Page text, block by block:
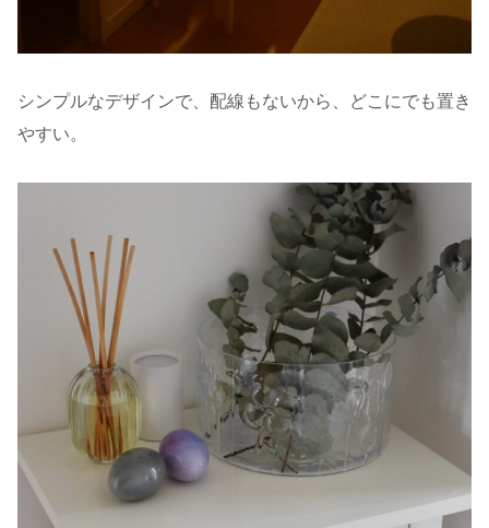
シンプルなデザインで、配線もないから、どこにでも置き
やすい。